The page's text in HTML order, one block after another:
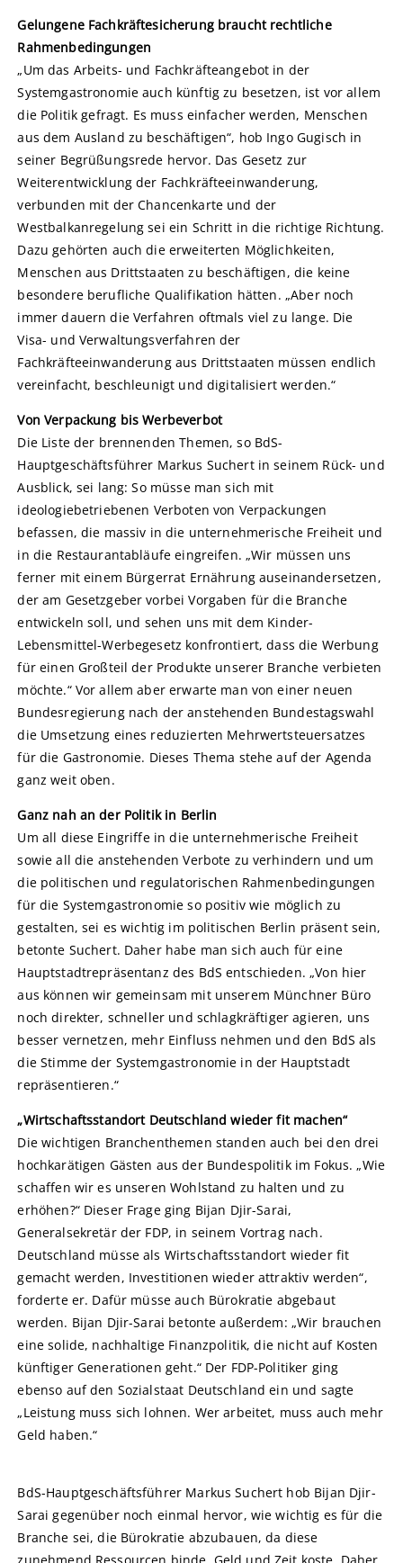
Gelungene Fachkräftesicherung braucht rechtliche
Rahmenbedingungen
„Um das Arbeits- und Fachkräfteangebot in der
Systemgastronomie auch künftig zu besetzen, ist vor allem
die Politik gefragt. Es muss einfacher werden, Menschen
aus dem Ausland zu beschäftigen“, hob Ingo Gugisch in
seiner Begrüßungsrede hervor. Das Gesetz zur
Weiterentwicklung der Fachkräfteeinwanderung,
verbunden mit der Chancenkarte und der
Westbalkanregelung sei ein Schritt in die richtige Richtung.
Dazu gehörten auch die erweiterten Möglichkeiten,
Menschen aus Drittstaaten zu beschäftigen, die keine
besondere berufliche Qualifikation hätten. „Aber noch
immer dauern die Verfahren oftmals viel zu lange. Die
Visa- und Verwaltungsverfahren der
Fachkräfteeinwanderung aus Drittstaaten müssen endlich
vereinfacht, beschleunigt und digitalisiert werden.“
Von Verpackung bis Werbeverbot
Die Liste der brennenden Themen, so BdS-
Hauptgeschäftsführer Markus Suchert in seinem Rück- und
Ausblick, sei lang: So müsse man sich mit
ideologiebetriebenen Verboten von Verpackungen
befassen, die massiv in die unternehmerische Freiheit und
in die Restaurantabläufe eingreifen. „Wir müssen uns
ferner mit einem Bürgerrat Ernährung auseinandersetzen,
der am Gesetzgeber vorbei Vorgaben für die Branche
entwickeln soll, und sehen uns mit dem Kinder-
Lebensmittel-Werbegesetz konfrontiert, dass die Werbung
für einen Großteil der Produkte unserer Branche verbieten
möchte.“ Vor allem aber erwarte man von einer neuen
Bundesregierung nach der anstehenden Bundestagswahl
die Umsetzung eines reduzierten Mehrwertsteuersatzes
für die Gastronomie. Dieses Thema stehe auf der Agenda
ganz weit oben.
Ganz nah an der Politik in Berlin
Um all diese Eingriffe in die unternehmerische Freiheit
sowie all die anstehenden Verbote zu verhindern und um
die politischen und regulatorischen Rahmenbedingungen
für die Systemgastronomie so positiv wie möglich zu
gestalten, sei es wichtig im politischen Berlin präsent sein,
betonte Suchert. Daher habe man sich auch für eine
Hauptstadtrepräsentanz des BdS entschieden. „Von hier
aus können wir gemeinsam mit unserem Münchner Büro
noch direkter, schneller und schlagkräftiger agieren, uns
besser vernetzen, mehr Einfluss nehmen und den BdS als
die Stimme der Systemgastronomie in der Hauptstadt
repräsentieren.“
„Wirtschaftsstandort Deutschland wieder fit machen“
Die wichtigen Branchenthemen standen auch bei den drei
hochkarätigen Gästen aus der Bundespolitik im Fokus. „Wie
schaffen wir es unseren Wohlstand zu halten und zu
erhöhen?“ Dieser Frage ging Bijan Djir-Sarai,
Generalsekretär der FDP, in seinem Vortrag nach.
Deutschland müsse als Wirtschaftsstandort wieder fit
gemacht werden, Investitionen wieder attraktiv werden“,
forderte er. Dafür müsse auch Bürokratie abgebaut
werden. Bijan Djir-Sarai betonte außerdem: „Wir brauchen
eine solide, nachhaltige Finanzpolitik, die nicht auf Kosten
künftiger Generationen geht.“ Der FDP-Politiker ging
ebenso auf den Sozialstaat Deutschland ein und sagte
„Leistung muss sich lohnen. Wer arbeitet, muss auch mehr
Geld haben.“
BdS-Hauptgeschäftsführer Markus Suchert hob Bijan Djir-
Sarai gegenüber noch einmal hervor, wie wichtig es für die
Branche sei, die Bürokratie abzubauen, da diese